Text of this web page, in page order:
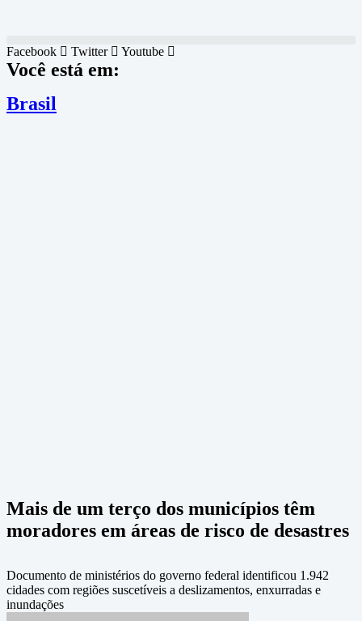
Facebook Twitter Youtube
Você está em:
Brasil
Mais de um terço dos municípios têm
moradores em áreas de risco de desastres
Documento de ministérios do governo federal identificou 1.942
cidades com regiões suscetíveis a deslizamentos, enxurradas e
inundações